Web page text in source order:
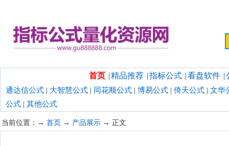
首页 | 精品推荐 | 指标公式 | 看盘软件 |
通达信公式 | 大智慧公式 | 同花顺公式 | 博易公式 | 倚天公式 | 文华
公式 | 其他公式
当前位置：→ 首页 → 产品展示 → 正文